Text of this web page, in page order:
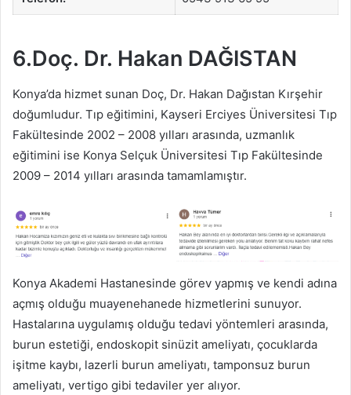
6.Doç. Dr. Hakan DAĞISTAN
Konya’da hizmet sunan Doç, Dr. Hakan Dağıstan Kırşehir
doğumludur. Tıp eğitimini, Kayseri Erciyes Üniversitesi Tıp
Fakültesinde 2002 – 2008 yılları arasında, uzmanlık
eğitimini ise Konya Selçuk Üniversitesi Tıp Fakültesinde
2009 – 2014 yılları arasında tamamlamıştır.
Konya Akademi Hastanesinde görev yapmış ve kendi adına
açmış olduğu muayenehanede hizmetlerini sunuyor.
Hastalarına uygulamış olduğu tedavi yöntemleri arasında,
burun estetiği, endoskopit sinüzit ameliyatı, çocuklarda
işitme kaybı, lazerli burun ameliyatı, tamponsuz burun
ameliyatı, vertigo gibi tedaviler yer alıyor.